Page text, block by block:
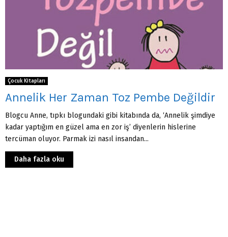
Çocuk Kitapları
Annelik Her Zaman Toz Pembe Değildir
Blogcu Anne, tıpkı blogundaki gibi kitabında da, ‘Annelik şimdiye
kadar yaptığım en güzel ama en zor iş’ diyenlerin hislerine
tercüman oluyor. Parmak izi nasıl insandan...
Daha fazla oku